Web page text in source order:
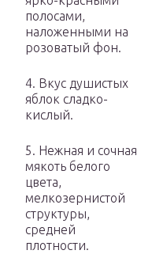
полосами,
наложенными на
розоватый фон.
4. Вкус душистых
яблок сладко-
кислый.
5. Нежная и сочная
мякоть белого
цвета,
мелкозернистой
структуры,
средней
плотности.